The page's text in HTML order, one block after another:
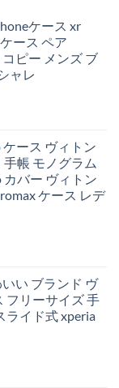
ケース xr
ース ペア
ピー メンズ ブ
ャレ
ース ヴィトン
帳 モノグラム
バー ヴィトン
ケース レデ
い ブランド ヴ
フリーサイズ 手
ライド式 xperia